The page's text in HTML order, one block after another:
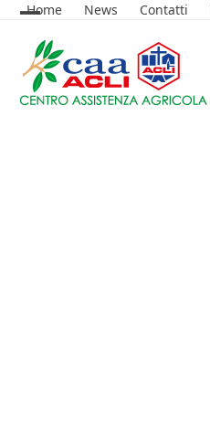
Skip
content
Home News Contatti
Open
mobile
menu
Close
mobile
menu